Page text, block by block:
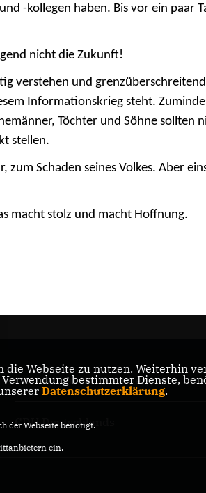
-kollegen haben. Bis vor ein paar
nicht die Zukunft!
verstehen und
Informationskrieg steht.
Töchter und Söhne sollten
stellen.
Schaden seines Volkes. Aber
macht stolz und macht Hoffnung.
CDU Baden-Württemberg
CDU Deutschlands
die Webseite zu nutzen. Weiterhin
bestimmter Dienste,
Datenschutzerklärung.
der Webseite benötigt.
ein.